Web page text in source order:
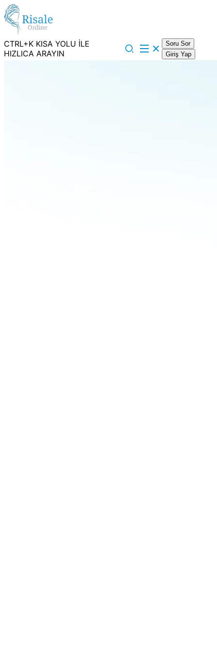
CTRL+K KISA YOLU İLE
HIZLICA ARAYIN
Soru Sor
Giriş Yap